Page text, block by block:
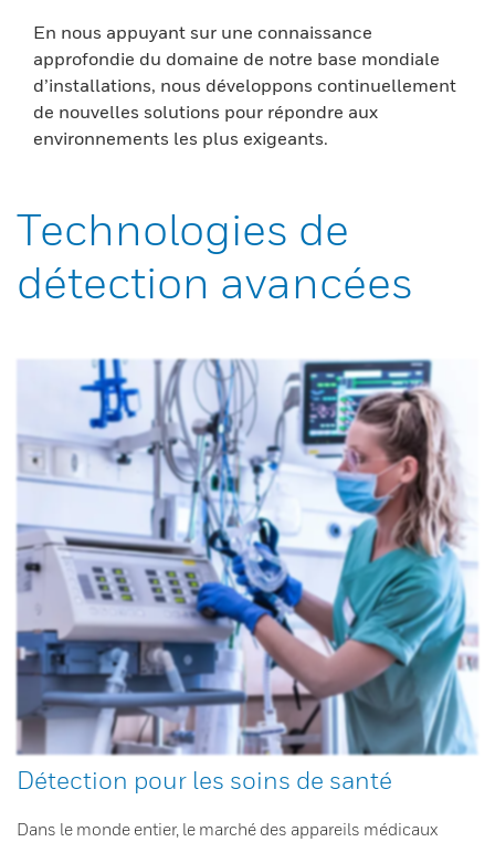
En nous appuyant sur une connaissance
approfondie du domaine de notre base mondiale
d’installations, nous développons continuellement
de nouvelles solutions pour répondre aux
environnements les plus exigeants.
Technologies de
détection avancées
Détection pour les soins de santé
Dans le monde entier, le marché des appareils médicaux